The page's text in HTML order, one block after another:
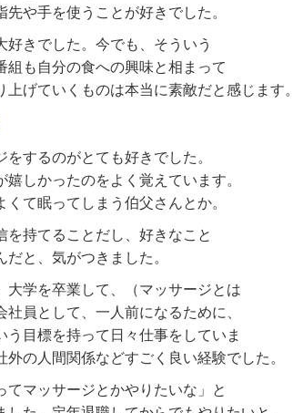
や手を使うことが好きでした。
きでした。今でも、そういう
組も自分の食への興味と相まって
げていくものは本当に素敵だと感じます。
するのがとても好きでした。
しかったのをよく覚えています。
て眠ってしまう伯父さんとか。
を持てることだし、好きなこと
と、気がつきました。
大学を卒業して、（マッサージとは
員として、一人前になるために、
目標を持って日々仕事をしていま
の人間関係などすごく良い経験でした。
マッサージとかやりたいな」と